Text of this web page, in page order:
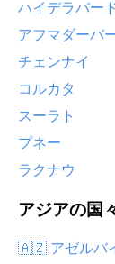
ハイデラバー
アフマダーバ
チェンナイ
コルカタ
スーラト
プネー
ラクナウ
アジアの国
🇦🇿 アゼルバ